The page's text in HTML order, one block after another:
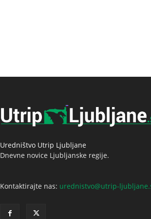
Uredništvo Utrip Ljubljane
Dnevne novice Ljubljanske regije.
Kontaktirajte nas: urednistvo@utrip-